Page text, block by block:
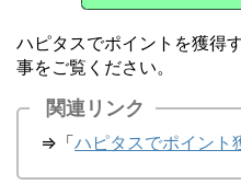
ハピタスでポイントを獲得
事をご覧ください。
関連リンク
⇒「ハピタスでポイント